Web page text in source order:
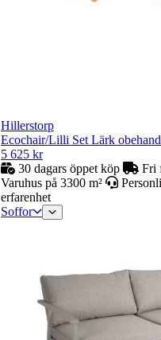
Hillerstorp
Ecochair/Lilli Set Lärk
5 625 kr
30 dagars öppet köp
Fri
Varuhus på 3300 m²
erfarenhet
Soffor